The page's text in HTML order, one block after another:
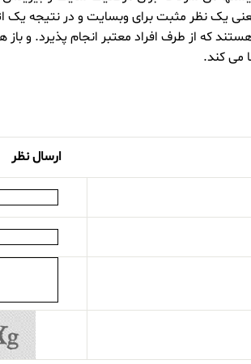
های اجتماعی گوگل به صورت “+۱” دیده می شوند. +۱ یعنی یک
که از طرف افراد معتبر انجام پذیرد. و
می کند.
ارسال نظر